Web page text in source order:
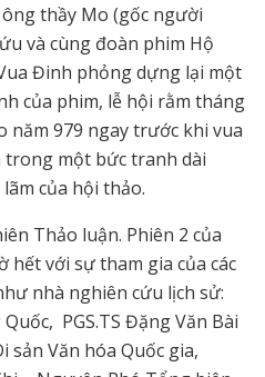
thầy Mo (gốc người
và cùng đoàn phim Hộ
Đinh phỏng dựng lại một
của phim, lễ hội rằm tháng
năm 979 ngay trước khi vua
một bức tranh dài
của hội thảo.
Thảo luận. Phiên 2 của
với sự tham gia của các
nhà nghiên cứu lịch sử:
PGS.TS Đặng Văn Bài
sản Văn hóa Quốc gia,